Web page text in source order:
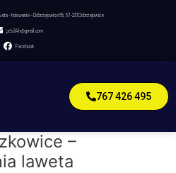
– holowanie – Dobrzejowice 68, 67-231 Dobrzejowice
pds24h@gmail.com
Facebook
767 426 495
–
laweta